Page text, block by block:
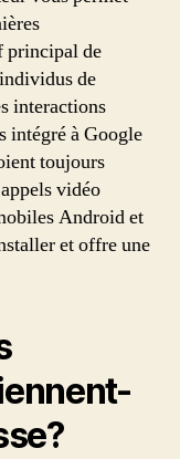
principal de
de
interactions
intégré à Google
toujours
vidéo
Android et
et offre une